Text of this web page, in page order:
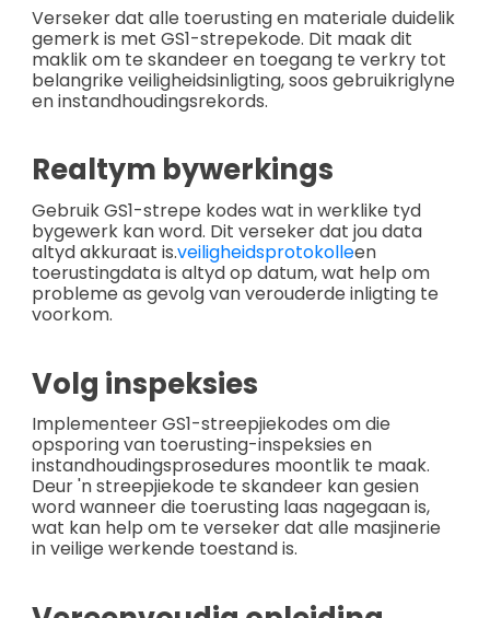
Verseker dat alle toerusting en materiale duidelik
gemerk is met GS1-strepekode. Dit maak dit
maklik om te skandeer en toegang te verkry tot
belangrike veiligheidsinligting, soos gebruikriglyne
en instandhoudingsrekords.
Realtym bywerkings
Gebruik GS1-strepe kodes wat in werklike tyd
bygewerk kan word. Dit verseker dat jou data
altyd akkuraat is.veiligheidsprotokolleen
toerustingdata is altyd op datum, wat help om
probleme as gevolg van verouderde inligting te
voorkom.
Volg inspeksies
Implementeer GS1-streepjiekodes om die
opsporing van toerusting-inspeksies en
instandhoudingsprosedures moontlik te maak.
Deur 'n streepjiekode te skandeer kan gesien
word wanneer die toerusting laas nagegaan is,
wat kan help om te verseker dat alle masjinerie
in veilige werkende toestand is.